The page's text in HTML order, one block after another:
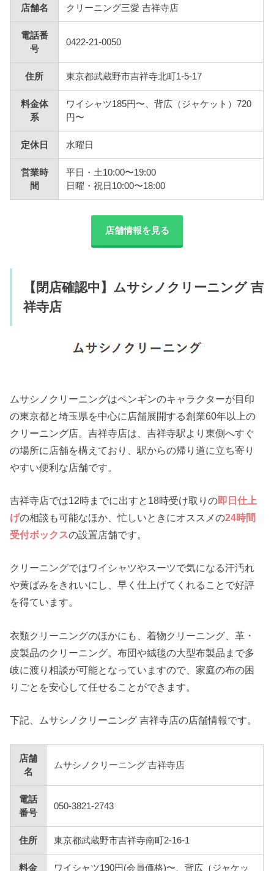
店舗名 クリーニング三愛 吉祥寺店
電話番
号
0422-21-0050
住所 東京都武蔵野市吉祥寺北町1-5-17
料金体
系
ワイシャツ185円〜、背広（ジャケット）720
円〜
定休日 水曜日
営業時
間
平日・土10:00〜19:00
日曜・祝日10:00〜18:00
店舗情報を見る
【閉店確認中】ムサシノクリーニング 吉
祥寺店
ムサシノクリーニングはペンギンのキャラクターが目印
の東京都と埼玉県を中心に店舗展開する創業60年以上の
クリーニング店。吉祥寺店は、吉祥寺駅より東側へすぐ
の場所に店舗を構えており、駅からの帰り道に立ち寄り
やすい便利な店舗です。
吉祥寺店では12時までに出すと18時受け取りの即日仕上
げの相談も可能なほか、忙しいときにオススメの24時間
受付ボックスの設置店舗です。
クリーニングではワイシャツやスーツで気になる汗汚れ
や黄ばみをきれいにし、早く仕上げてくれることで好評
を得ています。
衣類クリーニングのほかにも、着物クリーニング、革・
皮製品のクリーニング。布団や絨毯の大型布製品まで多
岐に渡り相談が可能となっていますので、家庭の布の困
りごとを安心して任せることができます。
下記、ムサシノクリーニング 吉祥寺店の店舗情報です。
店舗
名
ムサシノクリーニング 吉祥寺店
電話
番号
050-3821-2743
住所 東京都武蔵野市吉祥寺南町2-16-1
料金 ワイシャツ190円(会員価格)〜、背広（ジャケッ